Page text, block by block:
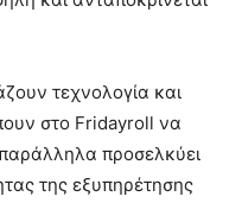
τεχνολογία και
στο Fridayroll να
προσελκύει
της εξυπηρέτησης